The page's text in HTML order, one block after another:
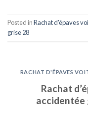
Posted inRachat d'épaves
grise 28
RACHAT D'ÉPAVES
Rachat
accidentée